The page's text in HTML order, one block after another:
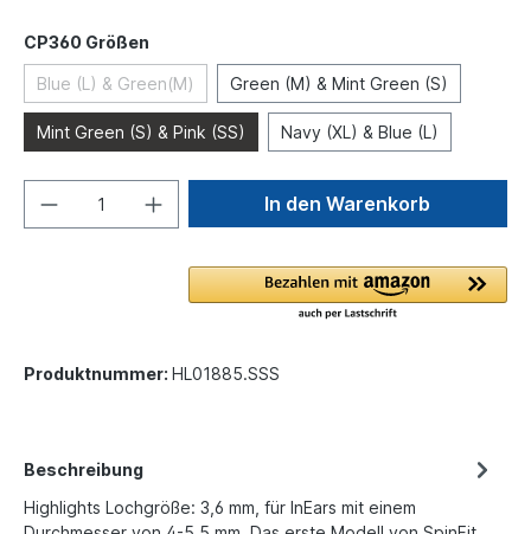
CP360 Größen
Blue (L) & Green(M) Green (M) & Mint Green (S)
Mint Green (S) & Pink (SS) Navy (XL) & Blue (L)
In den Warenkorb
Produktnummer: HL01885.SSS
Beschreibung
Highlights Lochgröße: 3,6 mm, für InEars mit einem